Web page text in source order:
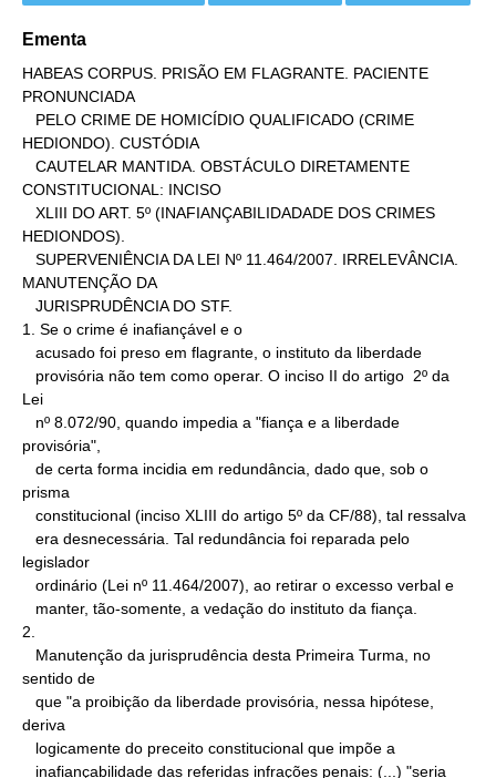
Ementa
HABEAS CORPUS. PRISÃO EM FLAGRANTE. PACIENTE
PRONUNCIADA
HEDIONDO). CUSTÓDIA
CONSTITUCIONAL: INCISO
HEDIONDOS).
MANUTENÇÃO DA
1. Se o crime é inafiançável e o
Lei
provisória",
prisma
legislador
2.
sentido de
deriva